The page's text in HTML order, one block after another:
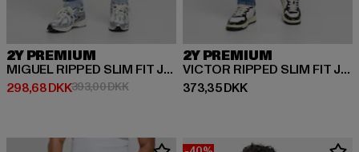
2Y PREMIUM
MIGUEL RIPPED SLIM FIT JEANS
298,68 DKK
Nuværende pris: 298,68 DKK
393,00 DKKKampagnepris: 393,00 DKK
2Y PREMIUM
VICTOR RIPPED SLIM FIT JEANS
373,35 DKK
Nuværende pris: 373,35 DKK